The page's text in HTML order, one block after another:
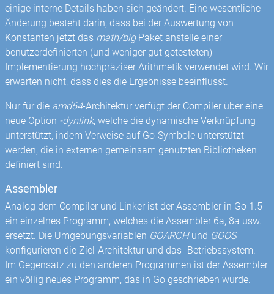
einige interne Details haben sich geändert. Eine wesentliche
Änderung besteht darin, dass bei der Auswertung von
Konstanten jetzt das math/bigPaket anstelle einer
benutzerdefinierten (und weniger gut getesteten)
Implementierung hochpräziser Arithmetik verwendet wird. Wir
erwarten nicht, dass dies die Ergebnisse beeinflusst.
Nur für die amd64-Architektur verfügt der Compiler über eine
neue Option -dynlink, welche die dynamische Verknüpfung
unterstützt, indem Verweise auf Go-Symbole unterstützt
werden, die in externen gemeinsam genutzten Bibliotheken
definiert sind.
Assembler
Analog dem Compiler und Linker ist der Assembler in Go 1.5
ein einzelnes Programm, welches die Assembler 6a, 8a usw.
ersetzt. Die Umgebungsvariablen GOARCHund GOOS
konfigurieren die Ziel-Architektur und das -Betriebssystem.
Im Gegensatz zu den anderen Programmen ist der Assembler
ein völlig neues Programm, das in Go geschrieben wurde.